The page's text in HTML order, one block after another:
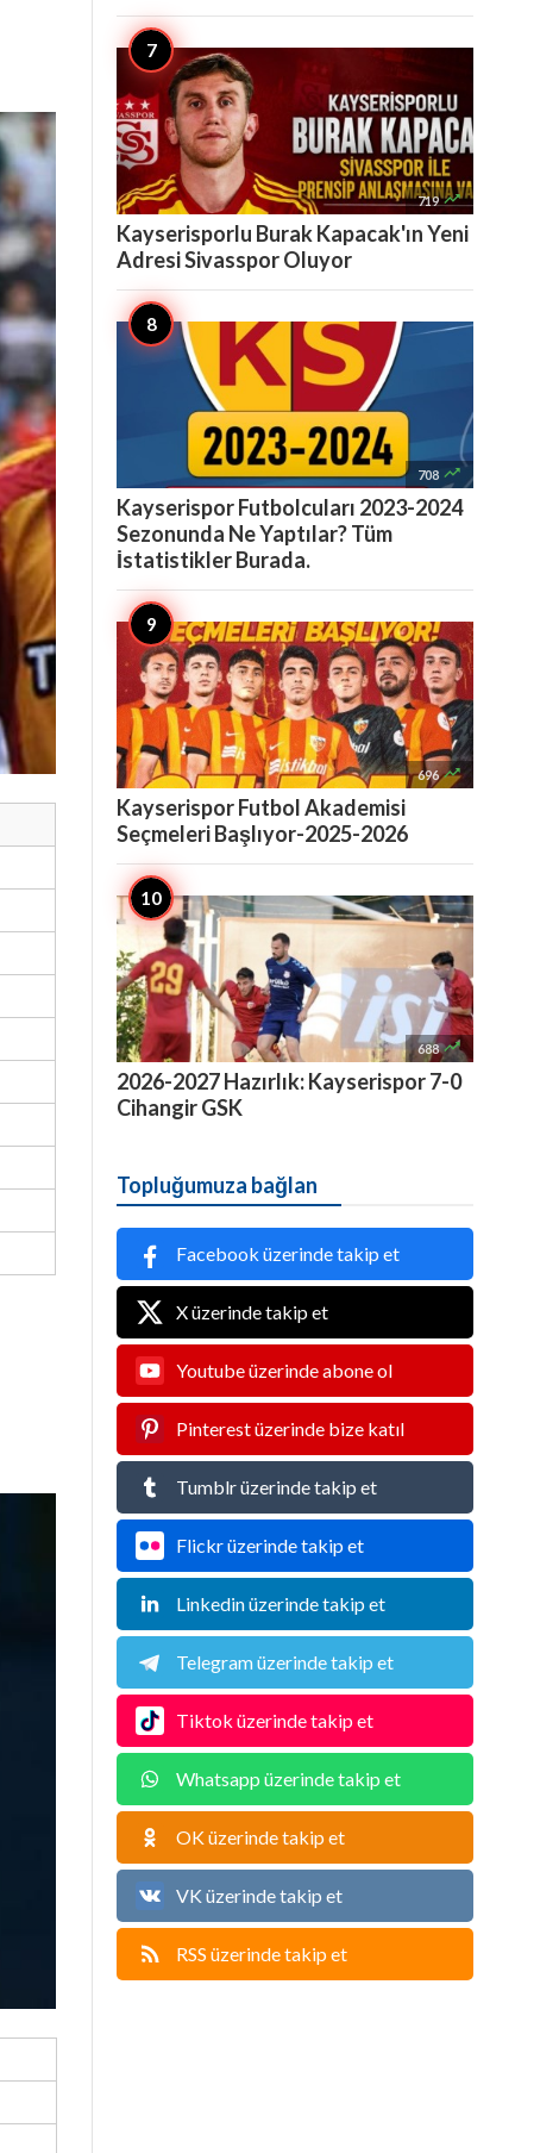
719 
Kayserisporlu Burak Kapacak'ın Yeni
Adresi Sivasspor Oluyor
708 
Kayserispor Futbolcuları 2023-2024
Sezonunda Ne Yaptılar? Tüm
İstatistikler Burada.
696 
Kayserispor Futbol Akademisi
Seçmeleri Başlıyor-2025-2026
688 
2026-2027 Hazırlık: Kayserispor 7-0
Cihangir GSK
Topluğumuza bağlan
Facebook üzerinde takip et
X üzerinde takip et
Youtube üzerinde abone ol
Pinterest üzerinde bize katıl
Tumblr üzerinde takip et
Flickr üzerinde takip et
Linkedin üzerinde takip et
Telegram üzerinde takip et
Tiktok üzerinde takip et
Whatsapp üzerinde takip et
OK üzerinde takip et
VK üzerinde takip et
RSS üzerinde takip et